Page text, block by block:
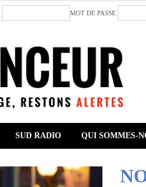
MOT DE PASSE
SUD RADIO QUI SOMMES-